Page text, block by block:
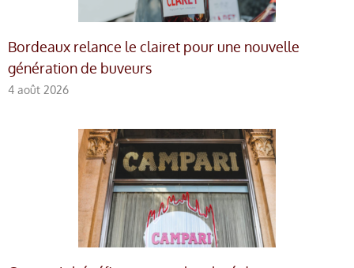
Bordeaux relance le clairet pour une nouvelle
génération de buveurs
4 août 2026